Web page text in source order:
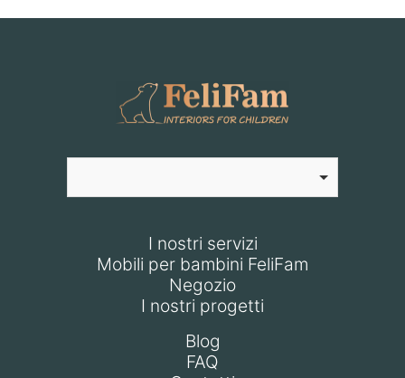
I nostri servizi
Mobili per bambini FeliFam
Negozio
I nostri progetti
Blog
FAQ